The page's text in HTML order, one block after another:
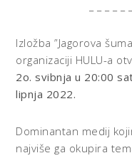
Izložba ”Jagorova
organizaciji HULU-a
2o. svibnja u 20:00
lipnja 2022.
Dominantan medij
najviše ga okupira